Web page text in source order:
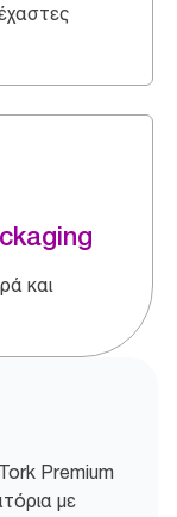
και
Premium
με